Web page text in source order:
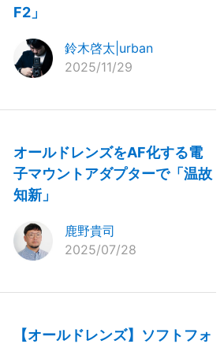
F2」
鈴木啓太|urban
2025/11/29
オールドレンズをAF化する電
子マウントアダプターで「温故
知新」
鹿野貴司
2025/07/28
【オールドレンズ】ソフトフォ